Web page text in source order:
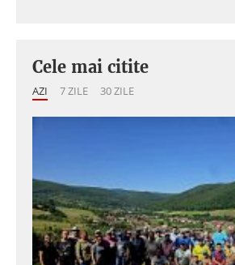
Cele mai citite
AZI 7 ZILE 30 ZILE